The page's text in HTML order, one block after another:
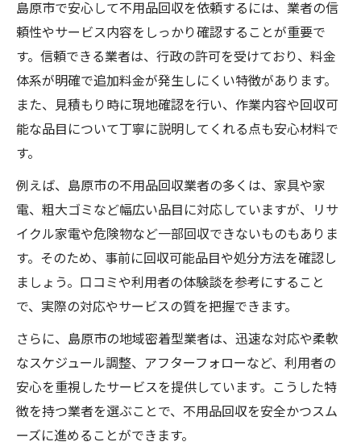
島原市で安心して不用品回収を依頼するには、業者の信
頼性やサービス内容をしっかり確認することが重要で
す。信頼できる業者は、行政の許可を受けており、料金
体系が明確で追加料金が発生しにくい特徴があります。
また、見積もり時に現地確認を行い、作業内容や回収可
能な品目について丁寧に説明してくれる点も安心材料で
す。
例えば、島原市の不用品回収業者の多くは、家具や家
電、粗大ゴミなど幅広い品目に対応していますが、リサ
イクル家電や危険物など一部回収できないものもありま
す。そのため、事前に回収可能品目や処分方法を確認し
ましょう。口コミや利用者の体験談を参考にすること
で、実際の対応やサービスの質を把握できます。
さらに、島原市の地域密着型業者は、迅速な対応や柔軟
なスケジュール調整、アフターフォローなど、利用者の
安心を重視したサービスを提供しています。こうした特
徴を持つ業者を選ぶことで、不用品回収を安全かつスム
ーズに進めることができます。